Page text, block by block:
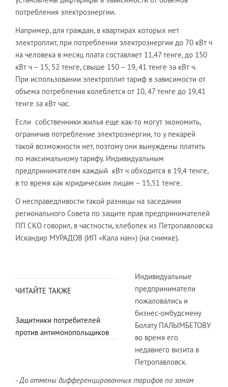
потребления электроэнергии.
Например, для граждан, в квартирах которых нет
электроплит, при потреблении электроэнергии до 70 кВт ч
на человека в месяц плата составляет 11,47 тенге, до 150
кВт ч – 15, 52 тенге, свыше 150 – 19, 41 тенге за кВт ч.
При использовании электроплит тариф в зависимости от
объема потребления колеблется от 10, 47 тенге до 19,41
тенге за кВт час.
Если собственники жилья еще как-то могут экономить,
ограничив потребление электроэнергии, то у пекарей
такой возможности нет, поэтому они вынуждены платить
по максимальному тарифу. Индивидуальным
предпринимателям каждый кВт ч обходится в 19,4 тенге,
в то время как юридическим лицам – 15,51 тенге.
О несправедливости такой разницы на заседании
регионального Совета по защите прав предпринимателей
ПП СКО говорил, в частности, хлебопек из Петропавловска
Искандир МУРАДОВ (ИП «Кала нан») (на снимке).
ЧИТАЙТЕ ТАКЖЕ
Защитники потребителей
против антимонопольщиков
Индивидуальные
предприниматели
пожаловались и
бизнес-омбудсмену
Болату ПАЛЫМБЕТОВУ
во время его
недавнего визита в
Петропавловск.
-До отмены дифференцированных тарифов по зонам